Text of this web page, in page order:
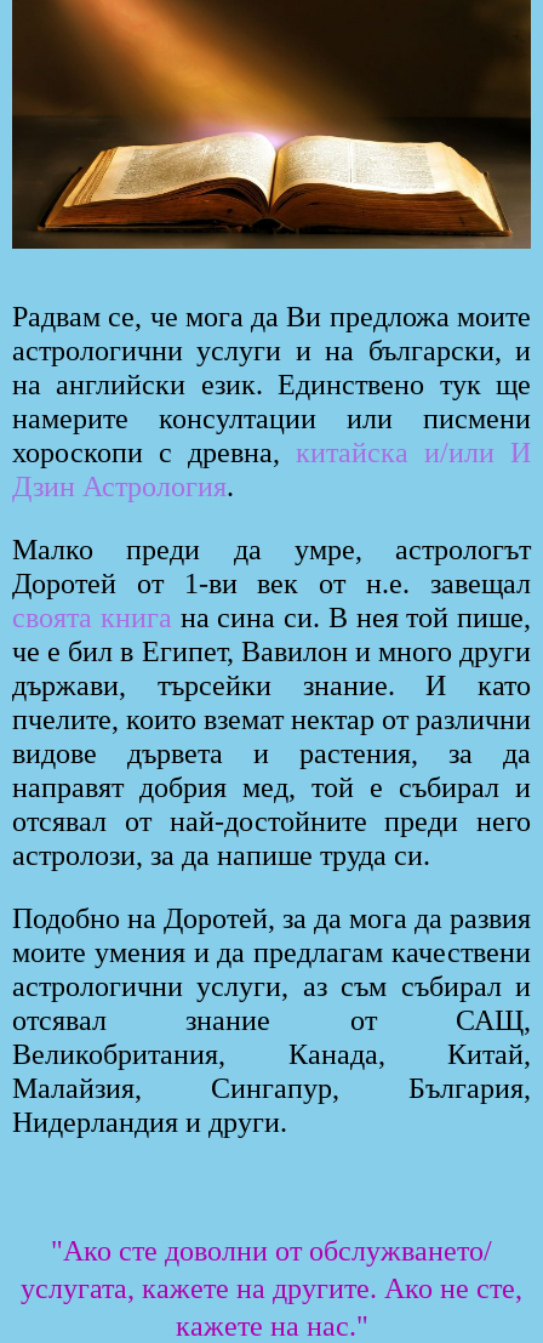
Радвам се, че мога да Ви предложа моите
астрологични услуги и на български, и
на английски език. Единствено тук ще
намерите консултации или писмени
хороскопи с древна, китайска и/или И
Дзин Астрология.
Малко преди да умре, астрологът
Доротей от 1-ви век от н.е. завещал
своята книга на сина си. В нея той пише,
че е бил в Египет, Вавилон и много други
държави, търсейки знание. И като
пчелите, които вземат нектар от различни
видове дървета и растения, за да
направят добрия мед, той е събирал и
отсявал от най-достойните преди него
астролози, за да напише труда си.
Подобно на Доротей, за да мога да развия
моите умения и да предлагам качествени
астрологични услуги, аз съм събирал и
отсявал знание от САЩ,
Великобритания, Канада, Китай,
Малайзия, Сингапур, България,
Нидерландия и други.
"Ако сте доволни от обслужването/
услугата, кажете на другите. Ако не сте,
кажете на нас."